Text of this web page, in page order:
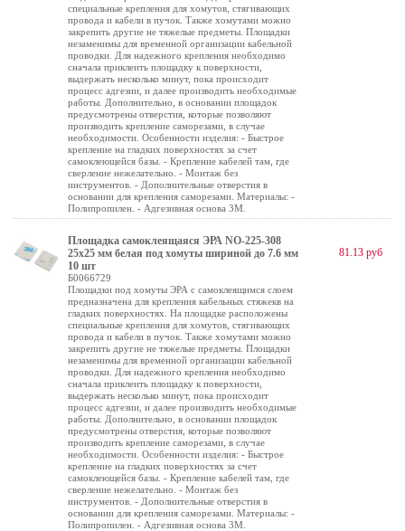
специальные крепления для хомутов, стягивающих
провода и кабели в пучок. Также хомутами можно
закрепить другие не тяжелые предметы. Площадки
незаменимы для временной организации кабельной
проводки. Для надежного крепления необходимо
сначала приклеить площадку к поверхности,
выдержать несколько минут, пока происходит
процесс адгезии, и далее производить необходимые
работы. Дополнительно, в основании площадок
предусмотрены отверстия, которые позволяют
производить крепление саморезами, в случае
необходимости. Особенности изделия: - Быстрое
крепление на гладких поверхностях за счет
самоклеющейся базы. - Крепление кабелей там, где
сверление нежелательно. - Монтаж без
инструментов. - Дополнительные отверстия в
основании для крепления саморезами. Материалы: -
Полипропилен. - Адгезивная основа 3М.
Площадка самоклеящаяся ЭРА NO-225-308
25х25 мм белая под хомуты шириной до 7.6 мм
10 шт
Б0066729
Площадки под хомуты ЭРА с самоклеящимся слоем
предназначена для крепления кабельных стяжекв на
гладких поверхностях. На площадке расположены
специальные крепления для хомутов, стягивающих
провода и кабели в пучок. Также хомутами можно
закрепить другие не тяжелые предметы. Площадки
незаменимы для временной организации кабельной
проводки. Для надежного крепления необходимо
сначала приклеить площадку к поверхности,
выдержать несколько минут, пока происходит
процесс адгезии, и далее производить необходимые
работы. Дополнительно, в основании площадок
предусмотрены отверстия, которые позволяют
производить крепление саморезами, в случае
необходимости. Особенности изделия: - Быстрое
крепление на гладких поверхностях за счет
самоклеющейся базы. - Крепление кабелей там, где
сверление нежелательно. - Монтаж без
инструментов. - Дополнительные отверстия в
основании для крепления саморезами. Материалы: -
Полипропилен. - Адгезивная основа 3М.
81.13 руб